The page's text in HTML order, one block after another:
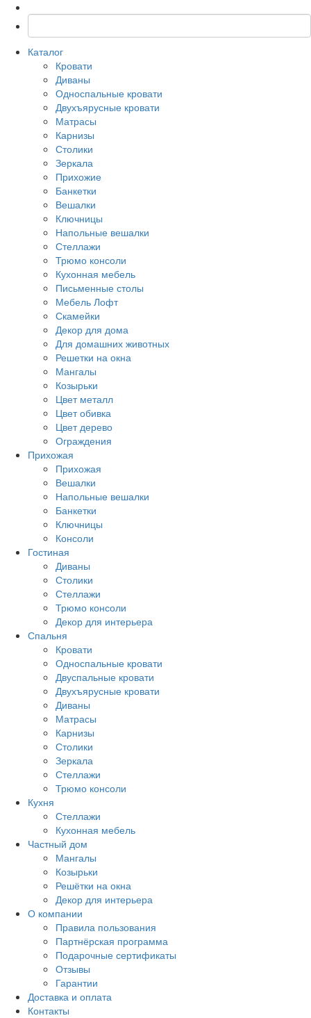
Каталог
Кровати
Диваны
Односпальные кровати
Двухъярусные кровати
Матрасы
Карнизы
Столики
Зеркала
Прихожие
Банкетки
Вешалки
Ключницы
Напольные вешалки
Стеллажи
Трюмо консоли
Кухонная мебель
Письменные столы
Мебель Лофт
Скамейки
Декор для дома
Для домашних животных
Решетки на окна
Мангалы
Козырьки
Цвет металл
Цвет обивка
Цвет дерево
Ограждения
Прихожая
Прихожая
Вешалки
Напольные вешалки
Банкетки
Ключницы
Консоли
Гостиная
Диваны
Столики
Стеллажи
Трюмо консоли
Декор для интерьера
Спальня
Кровати
Односпальные кровати
Двуспальные кровати
Двухъярусные кровати
Диваны
Матрасы
Карнизы
Столики
Зеркала
Стеллажи
Трюмо консоли
Кухня
Стеллажи
Кухонная мебель
Частный дом
Мангалы
Козырьки
Решётки на окна
Декор для интерьера
О компании
Правила пользования
Партнёрская программа
Подарочные сертификаты
Отзывы
Гарантии
Доставка и оплата
Контакты